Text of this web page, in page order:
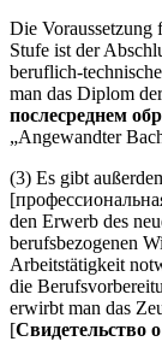
Die Voraussetzung
Stufe ist der
beruflich-
man das Diplom
послесреднем
„Angewandter
(3) Es gibt
den Erwerb des
berufsbezogenen
Arbeitstätigkeit
die
erwirbt man das
[Свидетельство